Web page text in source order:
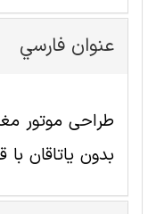
عنوان فارسي
طراحی موتور
بدون یاتاقان